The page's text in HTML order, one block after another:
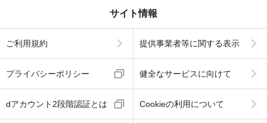
サイト情報
ご利用規約 提供事業者等に関する表示
プライバシーポリシー 健全なサービスに向けて
dアカウント2段階認証とは Cookieの利用について